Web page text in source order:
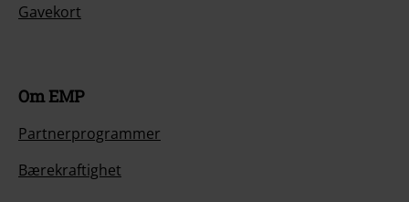
Gavekort
Om EMP
Partnerprogrammer
Bærekraftighet